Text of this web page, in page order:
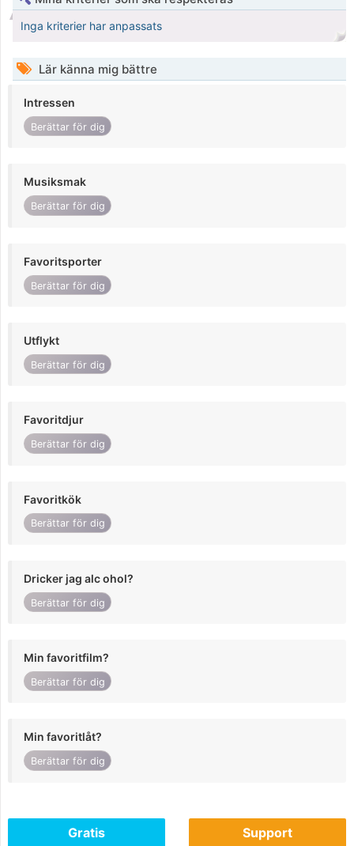
Inga kriterier har anpassats
Lär känna mig bättre
Intressen
Berättar för dig
Musiksmak
Berättar för dig
Favoritsporter
Berättar för dig
Utflykt
Berättar för dig
Favoritdjur
Berättar för dig
Favoritkök
Berättar för dig
Dricker jag alc ohol?
Berättar för dig
Min favoritfilm?
Berättar för dig
Min favoritlåt?
Berättar för dig
Gratis Support